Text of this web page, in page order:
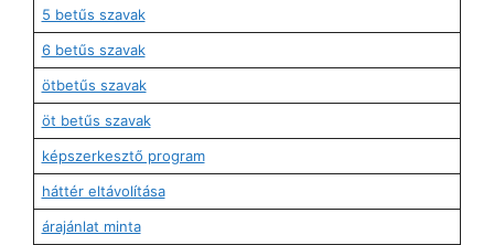
5 betűs szavak
6 betűs szavak
ötbetűs szavak
öt betűs szavak
képszerkesztő program
háttér eltávolítása
árajánlat minta